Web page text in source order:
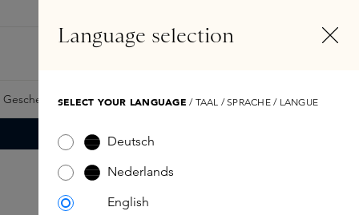
Samples Skins Exclusives Skins Boxen
Language selection
SELECT YOUR LANGUAGE / TAAL / SPRACHE / LANGUE
Deutsch
Nederlands
English